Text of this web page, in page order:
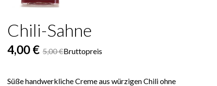
Chili-Sahne
4,00 € 5,00 €Bruttopreis
Süße handwerkliche Creme aus würzigen Chili ohne